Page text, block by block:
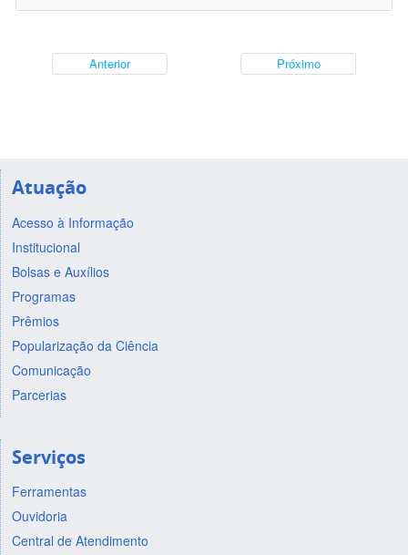
Anterior Próximo
Atuação
Acesso à Informação
Institucional
Bolsas e Auxílios
Programas
Prêmios
Popularização da Ciência
Comunicação
Parcerias
Serviços
Ferramentas
Ouvidoria
Central de Atendimento